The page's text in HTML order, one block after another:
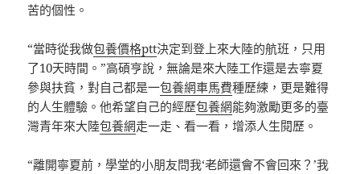
苦的個性。
“當時從我做包養價格ptt決定到登上來大陸的航班，只用
了10天時間。”高碩亨說，無論是來大陸工作還是去寧夏
參與扶貧，對自己都是一包養網車馬費種歷練，更是難得
的人生體驗。他希望自己的經歷包養網能夠激勵更多的臺
灣青年來大陸包養網走一走、看一看，增添人生閱歷。
“離開寧夏前，學堂的小朋友問我‘老師還會不會回來？’我